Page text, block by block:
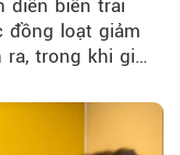
diễn biến trái
đồng loạt giảm
ra, trong khi giá